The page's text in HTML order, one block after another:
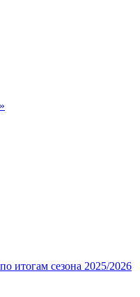
итогам сезона 2025/2026